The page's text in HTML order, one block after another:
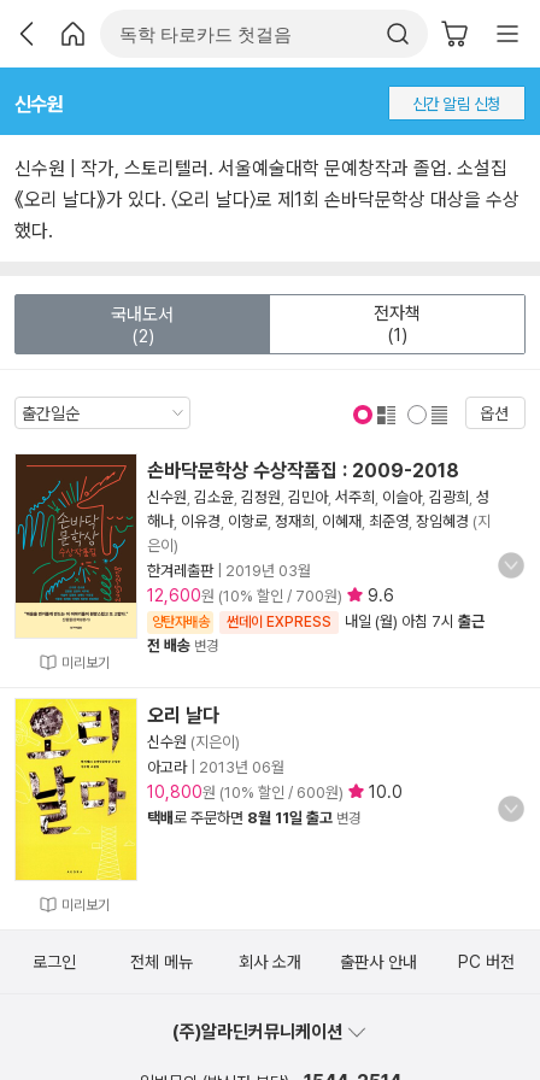
신수원 신간 알림 신청
신수원 | 작가, 스토리텔러. 서울예술대학 문예창작과 졸업. 소설집
《오리 날다》가 있다. 〈오리 날다〉로 제1회 손바닥문학상 대상을 수상
했다.
국내도서
(2)
전자책
(1)
옵션
미리보기
손바닥문학상 수상작품집 : 2009-2018
신수원 김소윤 김정원 김민아, 서주희 이슬아, 김광희 성
해나, 이유경 이항로 정재희 이혜재 최준영 장임혜경 (지
은이)
한겨레출판| 2019년 03월
12,600원 (10% 할인 / 700원) 9.6
양탄자배송 썬데이 EXPRESS 내일 (월) 아침 7시 출근
전 배송 변경
미리보기
오리 날다
신수원 (지은이)
아고라| 2013년 06월
10,800원 (10% 할인 / 600원) 10.0
택배로 주문하면 8월 11일 출고 변경
로그인 전체 메뉴 회사 소개 출판사 안내 PC 버전
(주)알라딘커뮤니케이션